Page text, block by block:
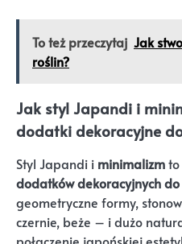
To też przeczytaj Jak
roślin?
Jak styl Japandi i
dodatki dekoracyjne
Styl Japandi i minimalizm
dodatków dekoracyjnych
geometryczne formy,
czernie, beże – i dużo